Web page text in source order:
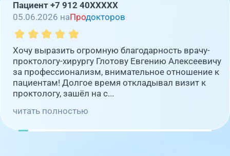
Пациент +7 912 40XXXXX
05.06.2026 наПродокторов
Хочу выразить огромную благодарность врачу-
проктологу-хирургу Глотову Евгению Алексеевичу
за профессионализм, внимательное отношение к
пациентам! Долгое время откладывал визит к
проктологу, зашёл на с...
читать полностью